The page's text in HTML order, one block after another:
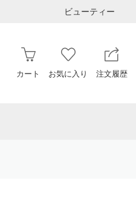
ビューティー
カート お気に入り 注文履歴